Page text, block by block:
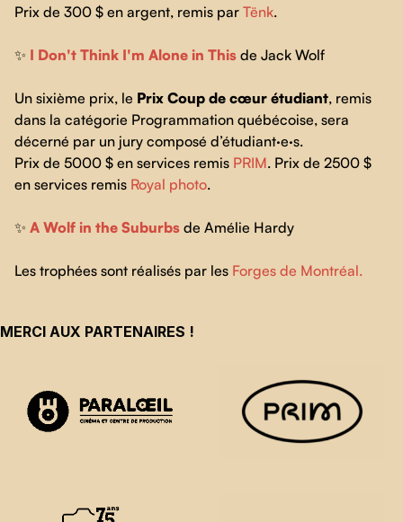
Prix de 300 $ en argent, remis par Tënk.
✨ I Don't Think I'm Alone in This de Jack Wolf
Un sixième prix, le Prix Coup de cœur étudiant, remis
dans la catégorie Programmation québécoise, sera
décerné par un jury composé d’étudiant·e·s.
Prix de 5000 $ en services remis PRIM. Prix de 2500 $
en services remis Royal photo.
✨ A Wolf in the Suburbs de Amélie Hardy
Les trophées sont réalisés par les Forges de Montréal.
MERCI AUX PARTENAIRES !